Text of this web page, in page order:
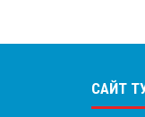
САЙТ